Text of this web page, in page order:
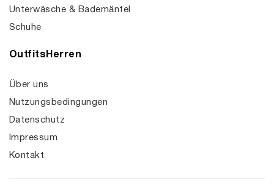
Unterwäsche & Bademäntel
Schuhe
OutfitsHerren
Über uns
Nutzungsbedingungen
Datenschutz
Impressum
Kontakt